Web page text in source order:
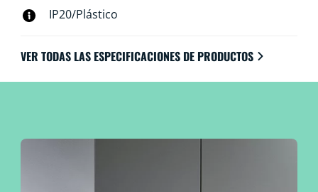
IP20/Plástico
VER TODAS LAS ESPECIFICACIONES DE PRODUCTOS